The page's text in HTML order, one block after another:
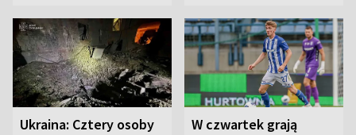
Ukraina: Cztery osoby
W czwartek grają